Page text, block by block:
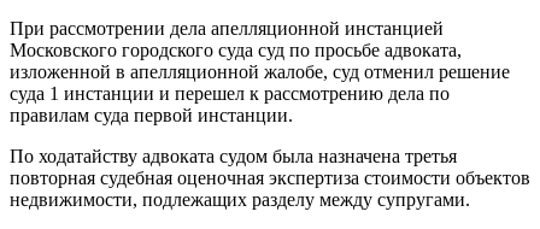
При рассмотрении дела апелляционной инстанцией
Московского городского суда суд по просьбе адвоката,
изложенной в апелляционной жалобе, суд отменил решение
суда 1 инстанции и перешел к рассмотрению дела по
правилам суда первой инстанции.
По ходатайству адвоката судом была назначена третья
повторная судебная оценочная экспертиза стоимости объектов
недвижимости, подлежащих разделу между супругами.